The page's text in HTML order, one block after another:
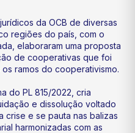
da OCB de diversas
regiões do país, com o
elaboraram uma proposta
de cooperativas que foi
ramos do cooperativismo.
do PL 815/2022, cria
e dissolução voltado
crise e se pauta nas balizas
harmonizadas com as